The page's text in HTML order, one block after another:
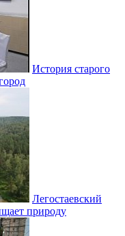
История старого
Легостаевский
природу